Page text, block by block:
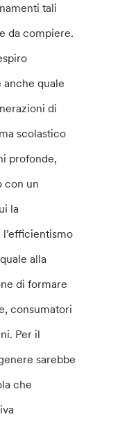
tali
da compiere.
quale
di
scolastico
profonde,
con un
la
alla
di formare
consumatori
Per il
sarebbe
che